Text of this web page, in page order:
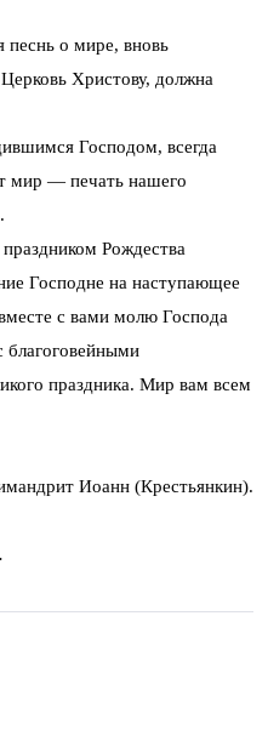
песнь о мире, вновь
Христову, должна
Господом, всегда
мир — печать нашего
Рождества
Господне на наступающее
с вами молю Господа
благоговейными
праздника. Мир вам всем
Иоанн (Крестьянкин).